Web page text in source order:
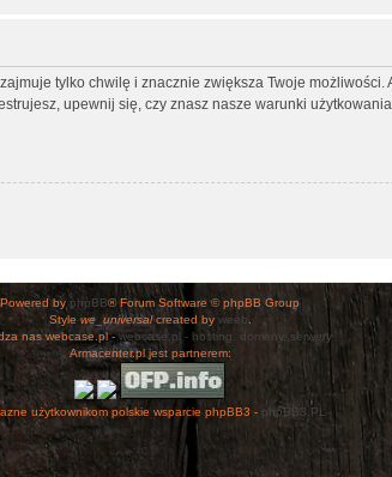
tylko chwilę i znacznie zwiększa Twoje możliwości.
upewnij się, czy znasz nasze warunki
Powered by phpBB® Forum Software © phpBB Group
Style we_universalcreated by weeb.
nas webcase.pl -webcase.pl - hosting, domeny, serwery
Armacenter.pl jest partnerem:
użytkownikom polskie wsparcie phpBB3 - phpBB3.PL